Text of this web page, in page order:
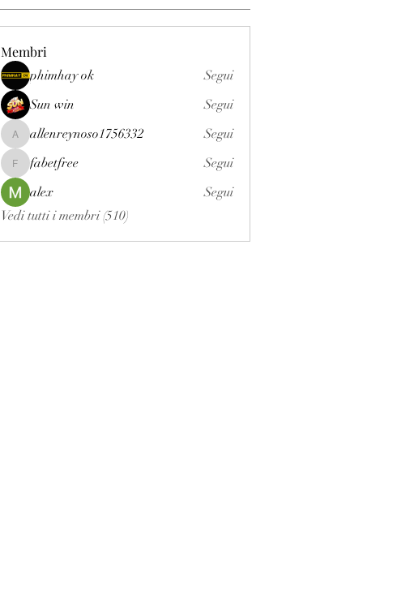
Membri
phimhay ok
Segui
Sun win
Segui
allenreynoso1756332
allenreynoso1756332 Segui
fabetfree
fabetfree
Segui
alex
Segui
Vedi tutti i membri (510)